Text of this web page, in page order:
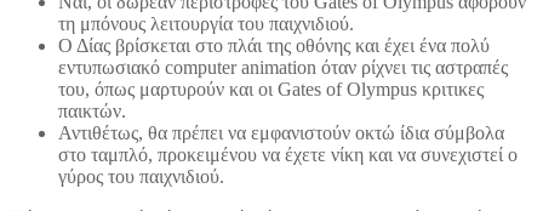
τη μπόνους λειτουργία του παιχνιδιού.
Ο Δίας βρίσκεται στο πλάι της οθόνης και έχει ένα πολύ
εντυπωσιακό computer animation όταν ρίχνει τις αστραπές
του, όπως μαρτυρούν και οι Gates of Olympus κριτικες
παικτών.
Αντιθέτως, θα πρέπει να εμφανιστούν οκτώ ίδια σύμβολα
στο ταμπλό, προκειμένου να έχετε νίκη και να συνεχιστεί ο
γύρος του παιχνιδιού.